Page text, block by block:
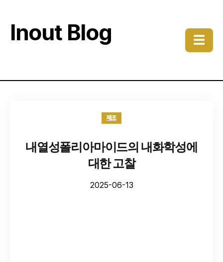
Inout Blog ☰
제조
내열성폴리아마이드의 내화학성에
대한 고찰
2025-06-13